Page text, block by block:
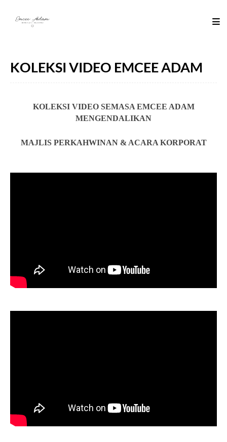
KOLEKSI VIDEO EMCEE ADAM
KOLEKSI VIDEO SEMASA EMCEE ADAM
MENGENDALIKAN
MAJLIS PERKAHWINAN & ACARA KORPORAT